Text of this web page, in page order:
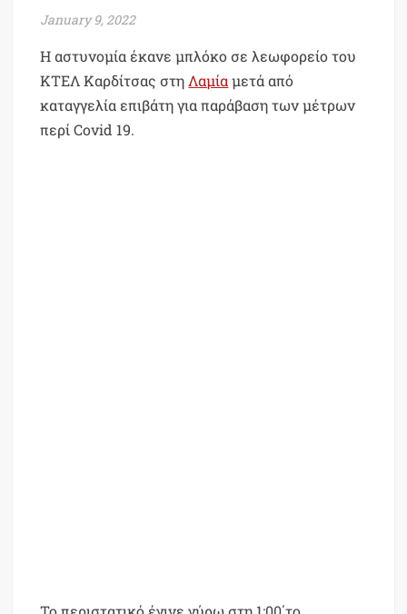
January 9, 2022
Η αστυνομία έκανε μπλόκο σε λεωφορείο του
ΚΤΕΛ Καρδίτσας στη Λαμίαμετά από
καταγγελία επιβάτη για παράβαση των μέτρων
περί Covid 19.